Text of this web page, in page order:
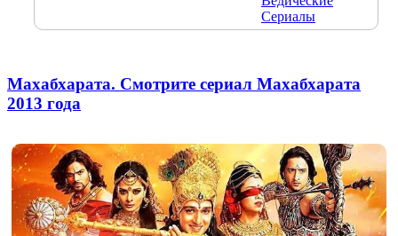
Сериалы
Махабхарата. Смотрите сериал Махабхарата
2013 года